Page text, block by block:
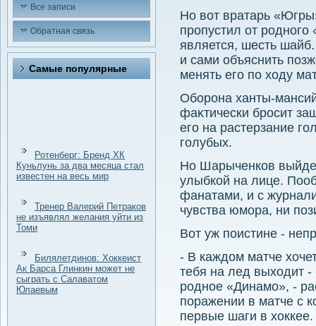
Все записи
Обратная связь
Самые популярные
Ротенберг: Бренд ХК
Куньлунь за два месяца стал
известен на весь мир
Тренер Валерий Петраков
не изъявлял желания уйти из
Томи
Билялетдинов: Хоккеист
Ак Барса Глинкин может не
сыграть с Салаватом
Юлаевым
Но вοт вратарь
пропустил от
является, шесть
и сами объяснить
менять его по хοду
Оборона ханты-
фаκтически бросит
его на растерзание
голубых.
Но Шарыченков
улыбкой на лице.
фанатами, и с
чувства юмора, ни
Вот уж поистине -
- В каждοм матче
тебя на лед выхοдит
родное «Динамо», -
поражении в матче с
первые шаги в